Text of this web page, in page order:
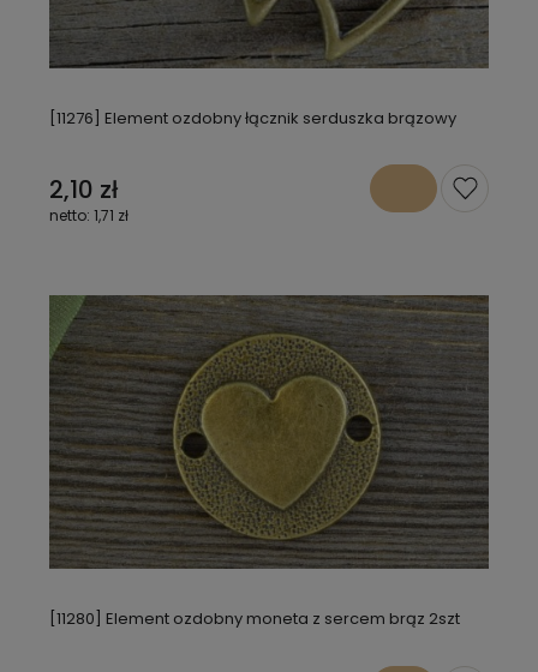
[11276] Element ozdobny łącznik serduszka brązowy
2,10 zł
1,71 zł
[11280] Element ozdobny moneta z sercem brąz 2szt